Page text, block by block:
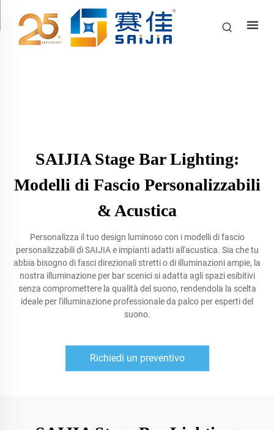
SAIJIA Stage Bar Lighting:
Modelli di Fascio Personalizzabili
& Acustica
Personalizza il tuo design luminoso con i modelli di fascio
personalizzabili di SAIJIA e impianti adatti all'acustica. Sia che tu
abbia bisogno di fasci direzionali stretti o di illuminazioni ampie, la
nostra illuminazione per bar scenici si adatta agli spazi esibitivi
senza compromettere la qualità del suono, rendendola la scelta
ideale per l'illuminazione professionale da palco per esperti del
suono.
Richiedi un preventivo